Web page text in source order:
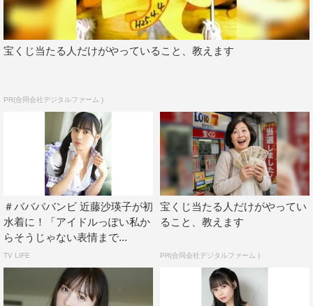
宝くじ当たる人だけがやっていること、教えます
PR(合同会社デジタルファーム )
＃ババババンビ 近藤沙瑛子が初
水着に！「アイドルっぽい私か
らそうじゃない表情まで...
TV LIFE
宝くじ当たる人だけがやってい
ること、教えます
PR(合同会社デジタルファーム )